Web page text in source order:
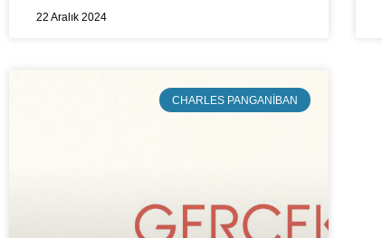
22 Aralık 2024
CHARLES PANGANIBAN